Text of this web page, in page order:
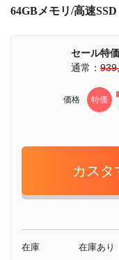
64GBメモリ/高速SSD
セール特価
通常：
価格 特価
カスタ
在庫 在庫あり